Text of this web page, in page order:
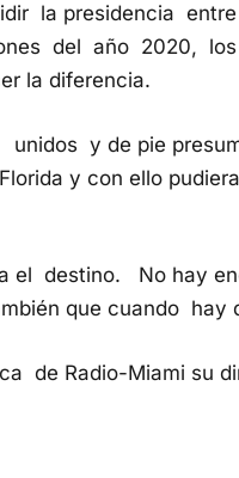
la presidencia
del año 2020,
la diferencia.
unidos y de pie
y con ello
el destino. No hay
que cuando
de Radio-Miami su